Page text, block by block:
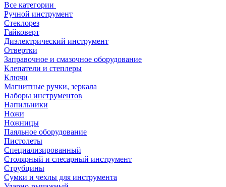
Все категории
Ручной инструмент
Стеклорез
Гайковерт
Диэлектрический инструмент
Отвертки
Заправочное и смазочное оборудование
Клепатели и степлеры
Ключи
Магнитные ручки, зеркала
Наборы инструментов
Напильники
Ножи
Ножницы
Паяльное оборудование
Пистолеты
Специализированный
Столярный и слесарный инструмент
Струбцины
Сумки и чехлы для инструмента